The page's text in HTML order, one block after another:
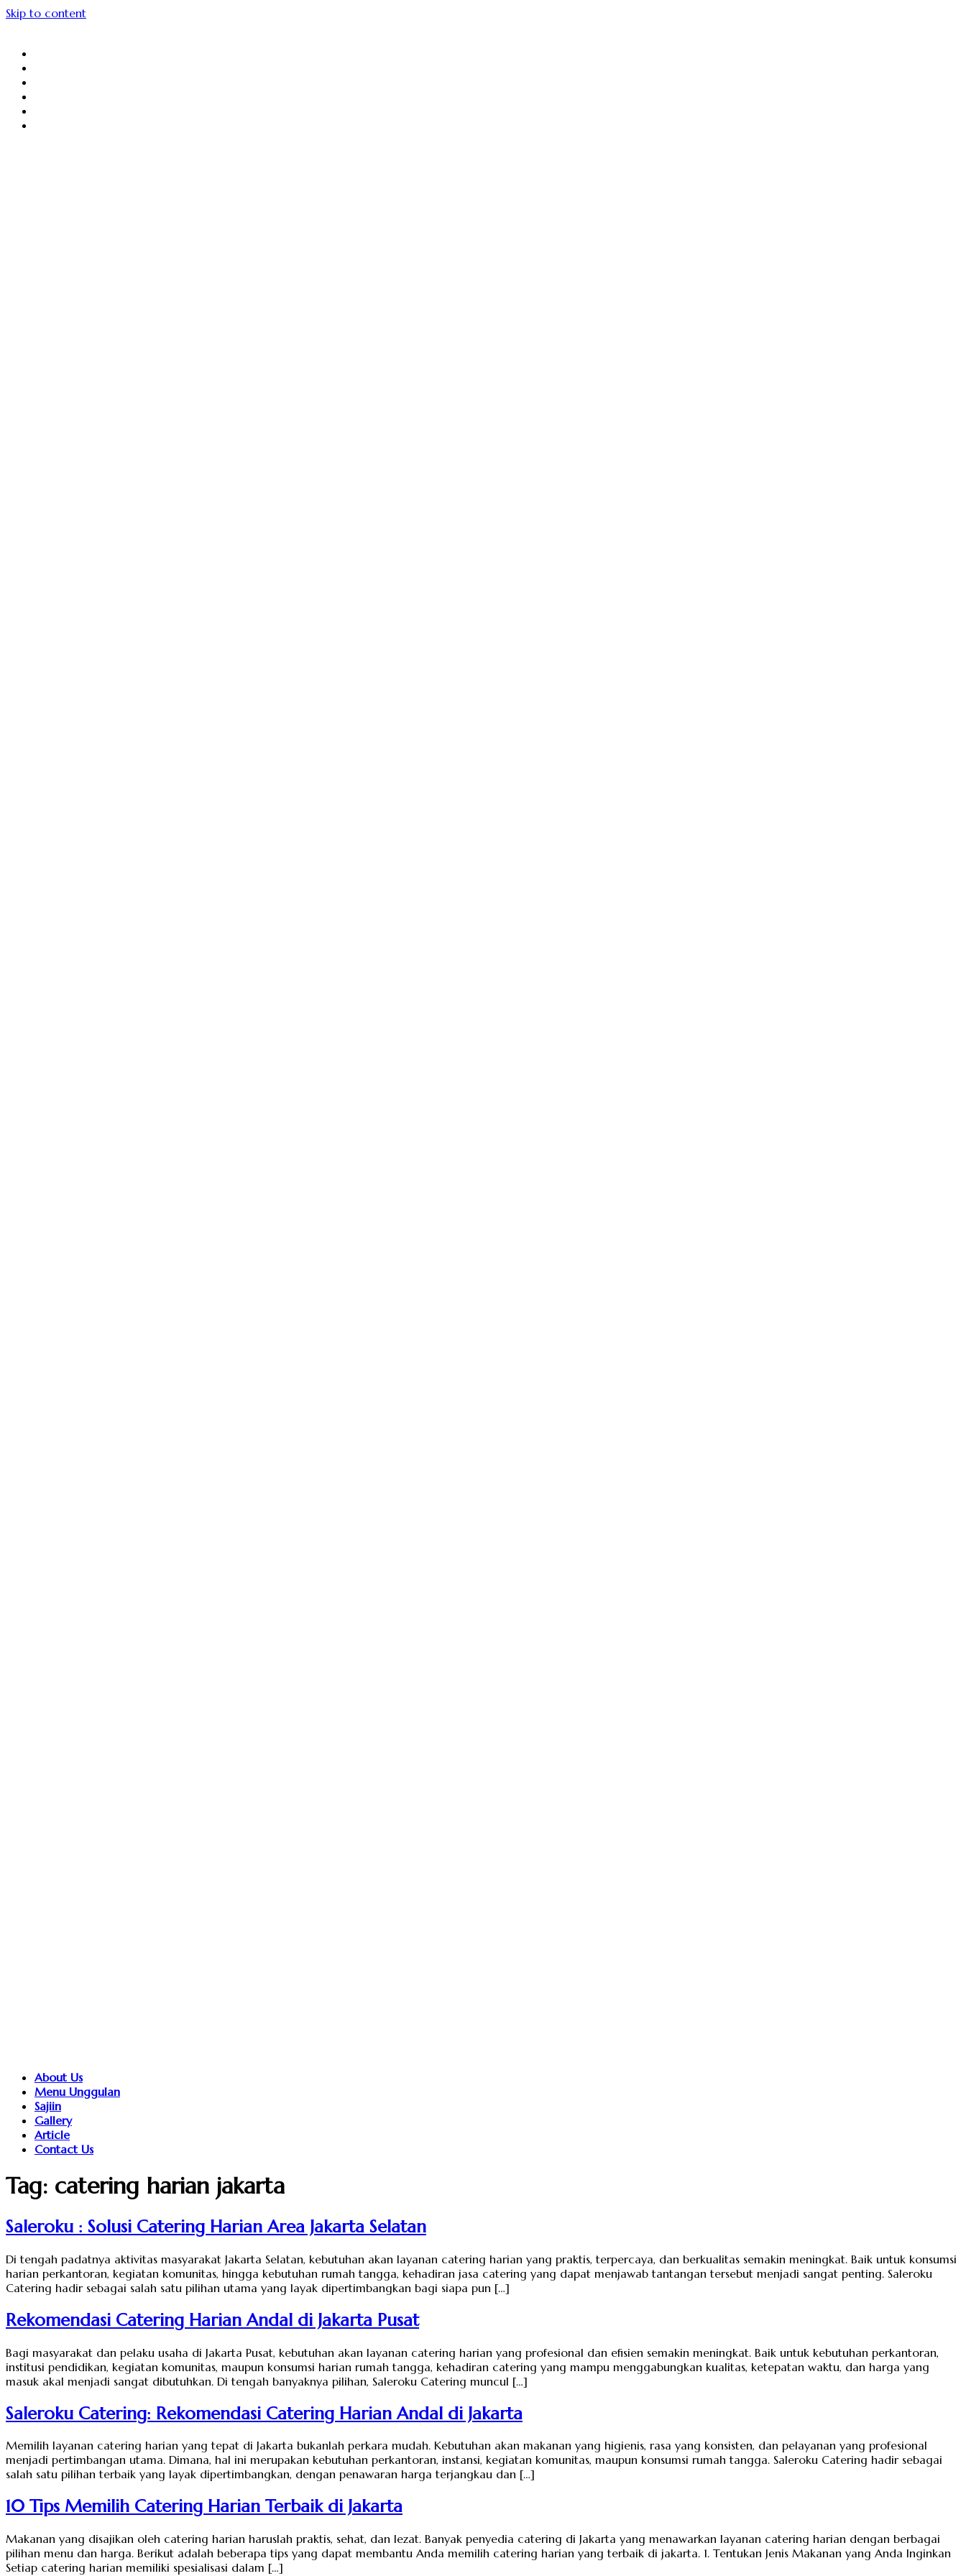
Skip to content
About Us
Menu Unggulan
Sajiin
Gallery
Article
Contact Us
Tag: catering harian jakarta
Saleroku : Solusi Catering Harian Area Jakarta Selatan
Di tengah padatnya aktivitas masyarakat Jakarta Selatan, kebutuhan akan layanan catering harian yang praktis, terpercaya, dan berkualitas semakin meningkat. Baik untuk konsumsi
harian perkantoran, kegiatan komunitas, hingga kebutuhan rumah tangga, kehadiran jasa catering yang dapat menjawab tantangan tersebut menjadi sangat penting. Saleroku
Catering hadir sebagai salah satu pilihan utama yang layak dipertimbangkan bagi siapa pun […]
Rekomendasi Catering Harian Andal di Jakarta Pusat
Bagi masyarakat dan pelaku usaha di Jakarta Pusat, kebutuhan akan layanan catering harian yang profesional dan efisien semakin meningkat. Baik untuk kebutuhan perkantoran,
institusi pendidikan, kegiatan komunitas, maupun konsumsi harian rumah tangga, kehadiran catering yang mampu menggabungkan kualitas, ketepatan waktu, dan harga yang
masuk akal menjadi sangat dibutuhkan. Di tengah banyaknya pilihan, Saleroku Catering muncul […]
Saleroku Catering: Rekomendasi Catering Harian Andal di Jakarta
Memilih layanan catering harian yang tepat di Jakarta bukanlah perkara mudah. Kebutuhan akan makanan yang higienis, rasa yang konsisten, dan pelayanan yang profesional
menjadi pertimbangan utama. Dimana, hal ini merupakan kebutuhan perkantoran, instansi, kegiatan komunitas, maupun konsumsi rumah tangga. Saleroku Catering hadir sebagai
salah satu pilihan terbaik yang layak dipertimbangkan, dengan penawaran harga terjangkau dan […]
10 Tips Memilih Catering Harian Terbaik di Jakarta
Makanan yang disajikan oleh catering harian haruslah praktis, sehat, dan lezat. Banyak penyedia catering di Jakarta yang menawarkan layanan catering harian dengan berbagai
pilihan menu dan harga. Berikut adalah beberapa tips yang dapat membantu Anda memilih catering harian yang terbaik di jakarta. 1. Tentukan Jenis Makanan yang Anda Inginkan
Setiap catering harian memiliki spesialisasi dalam […]